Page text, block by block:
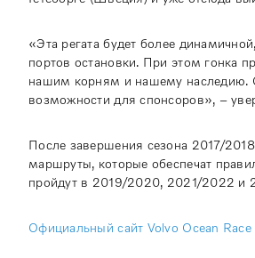
«Эта регата будет более
портов остановки. При этом гонка
нашим корням и нашему наследию.
возможности для спонсоров», –
После завершения сезона 2017/
маршруты, которые обеспечат
пройдут в 2019/2020, 2021/2022 и
Официальный сайт Volvo Ocean Race